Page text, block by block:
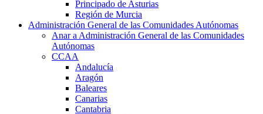
Principado de Asturias
Región de Murcia
Administración General de las Comunidades Autónomas
Anar a Administración General de las Comunidades
Autónomas
CCAA
Andalucía
Aragón
Baleares
Canarias
Cantabria